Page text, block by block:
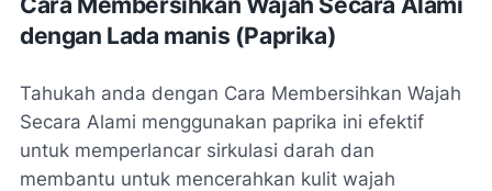
dengan Lada manis (Paprika)
Tahukah anda dengan Cara Membersihkan Wajah
Secara Alami menggunakan paprika ini efektif
untuk memperlancar sirkulasi darah dan
membantu untuk mencerahkan kulit wajah